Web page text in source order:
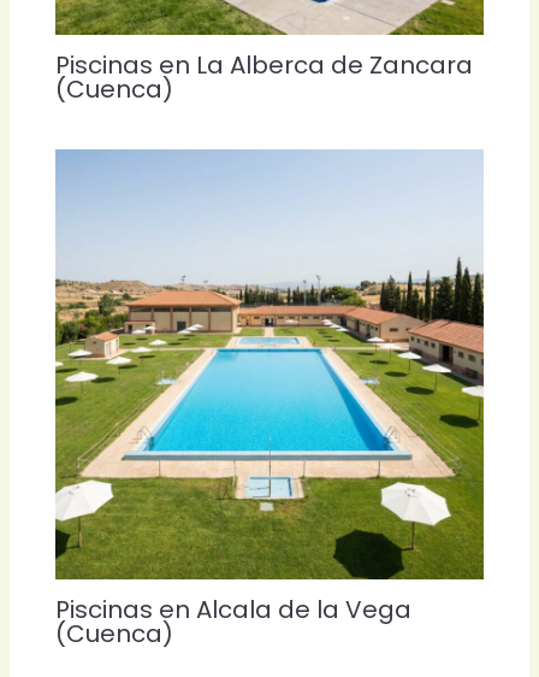
Piscinas en La Alberca de Zancara
(Cuenca)
Piscinas en Alcala de la Vega
(Cuenca)